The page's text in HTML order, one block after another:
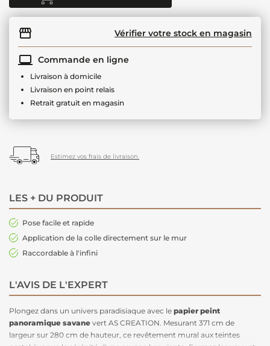
Vérifier votre stock en magasin
Commande en ligne
Livraison à domicile
Livraison en point relais
Retrait gratuit en magasin
Estimez vos frais de livraison.
LES + DU PRODUIT
Pose facile et rapide
Application de la colle directement sur le mur
Raccordable à l'infini
L'AVIS DE L'EXPERT
Plongez dans un univers paradisiaque avec le papier peint
panoramique savane vert AS CREATION. Mesurant 371 cm de
largeur sur 280 cm de hauteur, ce revêtement mural aux teintes